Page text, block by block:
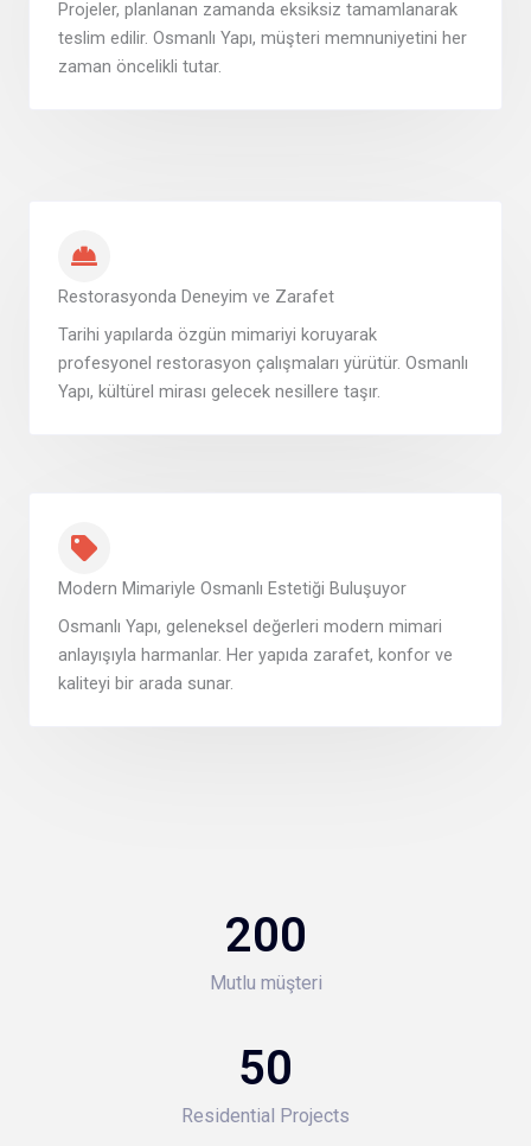
Projeler, planlanan zamanda eksiksiz tamamlanarak
teslim edilir. Osmanlı Yapı, müşteri memnuniyetini her
zaman öncelikli tutar.
Restorasyonda Deneyim ve Zarafet
Tarihi yapılarda özgün mimariyi koruyarak
profesyonel restorasyon çalışmaları yürütür. Osmanlı
Yapı, kültürel mirası gelecek nesillere taşır.
Modern Mimariyle Osmanlı Estetiği Buluşuyor
Osmanlı Yapı, geleneksel değerleri modern mimari
anlayışıyla harmanlar. Her yapıda zarafet, konfor ve
kaliteyi bir arada sunar.
Mutlu müşteri
200
Residential Projects
50